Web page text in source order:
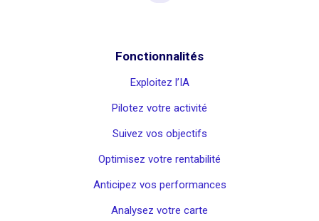
Fonctionnalités
Exploitez l’IA
Pilotez votre activité
Suivez vos objectifs
Optimisez votre rentabilité
Anticipez vos performances
Analysez votre carte